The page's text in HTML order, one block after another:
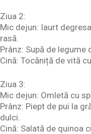
Ziua 2:
Mic dejun: Iaurt
rasă.
Prânz: Supă de
Cină: Tocăniță de vită
Ziua 3:
Mic dejun: Omletă cu
Prânz: Piept de pui la
dulci.
Cină: Salată de quinoa